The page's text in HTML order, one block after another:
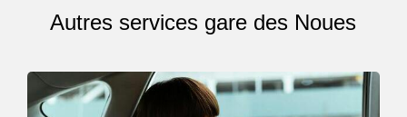
Autres services gare des Noues